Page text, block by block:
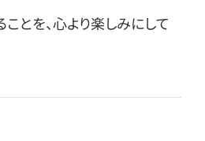
とを、心より楽しみにして